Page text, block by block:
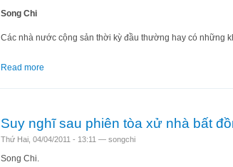
Song Chi
Các nhà nước cộng sản thời kỳ đầu thường hay có những
Read more
Suy nghĩ sau phiên tòa xử nhà bất
Thứ Hai, 04/04/2011 - 13:11 — songchi
Song Chi.